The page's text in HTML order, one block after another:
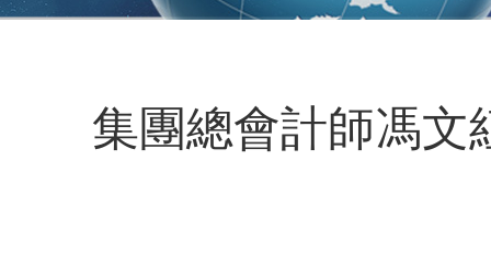
集團總會計師馮文